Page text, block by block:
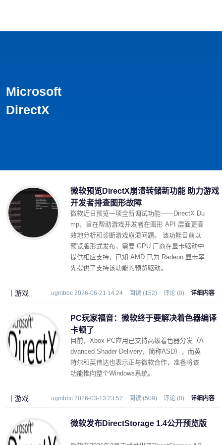
Microsoft
DirectX
微软预览DirectX崩溃转储新功能 助力游戏
开发者排查图形故障
微软近日预览一项全新调试功能——DirectX Du
mp，旨在帮助游戏开发者在图形 API 层面更高
效地分析和诊断游戏崩溃问题。 该功能目前以
预览版形式发布，需要 GPU 厂商在显卡驱动中
提供相应支持，已知 AMD 已为 Radeon 显卡率
先提供了支持该功能的预览驱动。
游戏 ugmbbc 2026-06-21 14:24 阅读 (152) 评论 (0) 详细内容
PC玩家福音：微软终于要解决着色器编译
卡顿了
目前，Xbox PC应用已支持高级着色器分发（A
dvanced Shader Delivery，简称ASD），而英
特尔和英伟达也表示正与微软合作，准备将该
功能推向整个Windows系统。
游戏 ugmbbc 2026-03-13 23:52 阅读 (509) 评论 (0) 详细内容
微软发布DirectStorage 1.4公开预览版